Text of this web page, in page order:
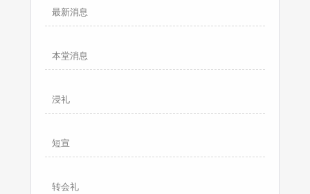
最新消息
本堂消息
浸礼
短宣
转会礼